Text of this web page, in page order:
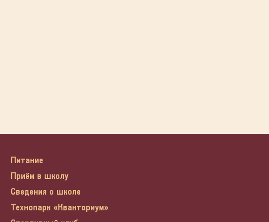
Питание
Приём в школу
Сведения о школе
Технопарк «Кванториум»